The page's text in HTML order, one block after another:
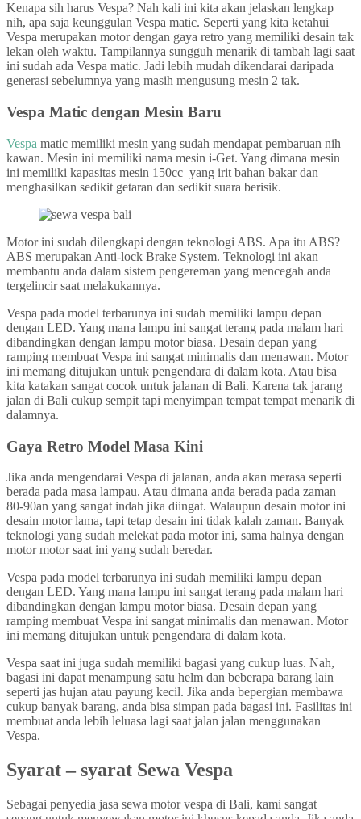
Kenapa sih harus Vespa? Nah kali ini kita akan jelaskan lengkap
nih, apa saja keunggulan Vespa matic. Seperti yang kita ketahui
Vespa merupakan motor dengan gaya retro yang memiliki desain tak
lekan oleh waktu. Tampilannya sungguh menarik di tambah lagi saat
ini sudah ada Vespa matic. Jadi lebih mudah dikendarai daripada
generasi sebelumnya yang masih mengusung mesin 2 tak.
Vespa Matic dengan Mesin Baru
Vespa matic memiliki mesin yang sudah mendapat pembaruan nih
kawan. Mesin ini memiliki nama mesin i-Get. Yang dimana mesin
ini memiliki kapasitas mesin 150cc yang irit bahan bakar dan
menghasilkan sedikit getaran dan sedikit suara berisik.
Motor ini sudah dilengkapi dengan teknologi ABS. Apa itu ABS?
ABS merupakan Anti-lock Brake System. Teknologi ini akan
membantu anda dalam sistem pengereman yang mencegah anda
tergelincir saat melakukannya.
Vespa pada model terbarunya ini sudah memiliki lampu depan
dengan LED. Yang mana lampu ini sangat terang pada malam hari
dibandingkan dengan lampu motor biasa. Desain depan yang
ramping membuat Vespa ini sangat minimalis dan menawan. Motor
ini memang ditujukan untuk pengendara di dalam kota. Atau bisa
kita katakan sangat cocok untuk jalanan di Bali. Karena tak jarang
jalan di Bali cukup sempit tapi menyimpan tempat tempat menarik di
dalamnya.
Gaya Retro Model Masa Kini
Jika anda mengendarai Vespa di jalanan, anda akan merasa seperti
berada pada masa lampau. Atau dimana anda berada pada zaman
80-90an yang sangat indah jika diingat. Walaupun desain motor ini
desain motor lama, tapi tetap desain ini tidak kalah zaman. Banyak
teknologi yang sudah melekat pada motor ini, sama halnya dengan
motor motor saat ini yang sudah beredar.
Vespa pada model terbarunya ini sudah memiliki lampu depan
dengan LED. Yang mana lampu ini sangat terang pada malam hari
dibandingkan dengan lampu motor biasa. Desain depan yang
ramping membuat Vespa ini sangat minimalis dan menawan. Motor
ini memang ditujukan untuk pengendara di dalam kota.
Vespa saat ini juga sudah memiliki bagasi yang cukup luas. Nah,
bagasi ini dapat menampung satu helm dan beberapa barang lain
seperti jas hujan atau payung kecil. Jika anda bepergian membawa
cukup banyak barang, anda bisa simpan pada bagasi ini. Fasilitas ini
membuat anda lebih leluasa lagi saat jalan jalan menggunakan
Vespa.
Syarat – syarat Sewa Vespa
Sebagai penyedia jasa sewa motor vespa di Bali, kami sangat